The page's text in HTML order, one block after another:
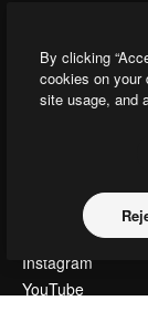
Slidesgo
コンテンツを販
magnific.aiをお
お問い合わせ
顧客サポート
Instagram
YouTube
By clicking
cookies on your
site usage, and